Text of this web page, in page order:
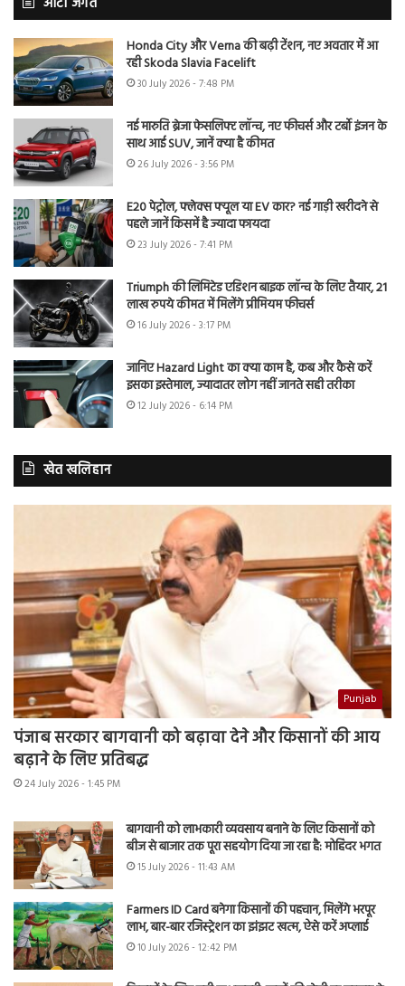
Honda City और Verna की बढ़ी टेंशन, नए अवतार में आ
रही Skoda Slavia Facelift
30 July 2026 - 7:48 PM
नई मारुति ब्रेजा फेसलिफ्ट लॉन्च, नए फीचर्स और टर्बो इंजन के
साथ आई SUV, जानें क्या है कीमत
26 July 2026 - 3:56 PM
E20 पेट्रोल, फ्लेक्स फ्यूल या EV कार? नई गाड़ी खरीदने से
पहले जानें किसमें है ज्यादा फायदा
23 July 2026 - 7:41 PM
Triumph की लिमिटेड एडिशन बाइक लॉन्च के लिए तैयार, 21
लाख रुपये कीमत में मिलेंगे प्रीमियम फीचर्स
16 July 2026 - 3:17 PM
जानिए Hazard Light का क्या काम है, कब और कैसे करें
इसका इस्तेमाल, ज्यादातर लोग नहीं जानते सही तरीका
12 July 2026 - 6:14 PM
खेत खलिहान
Punjab
पंजाब सरकार बागवानी को बढ़ावा देने और किसानों की आय
बढ़ाने के लिए प्रतिबद्ध
24 July 2026 - 1:45 PM
बागवानी को लाभकारी व्यवसाय बनाने के लिए किसानों को
बीज से बाजार तक पूरा सहयोग दिया जा रहा है: मोहिंदर भगत
15 July 2026 - 11:43 AM
Farmers ID Card बनेगा किसानों की पहचान, मिलेंगे भरपूर
लाभ, बार-बार रजिस्ट्रेशन का झंझट खत्म, ऐसे करें अप्लाई
10 July 2026 - 12:42 PM